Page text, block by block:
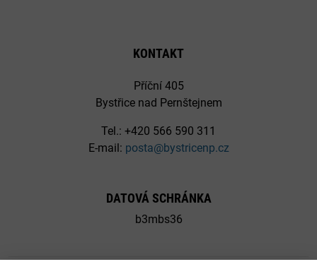
KONTAKT
Příční 405
Bystřice nad Pernštejnem
Tel.: +420 566 590 311
E-mail: posta@bystricenp.cz
DATOVÁ SCHRÁNKA
b3mbs36